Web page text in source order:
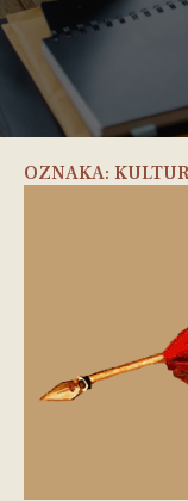
OZNAKA: